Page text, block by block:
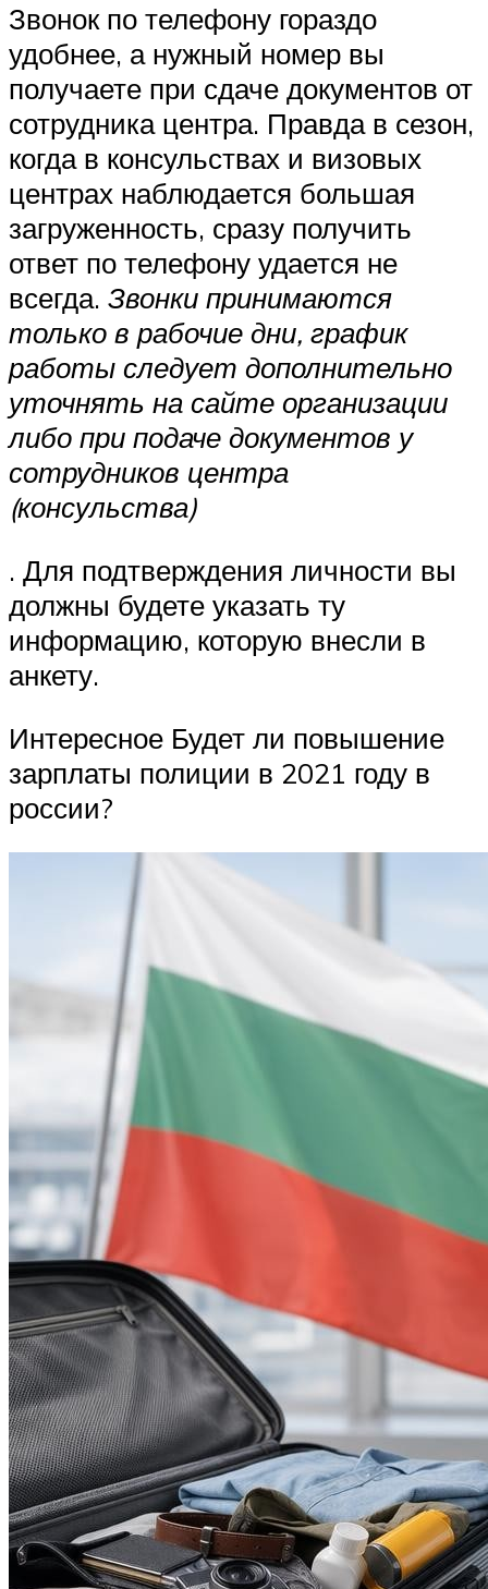
Звонок по телефону гораздо
удобнее, а нужный номер вы
получаете при сдаче документов от
сотрудника центра. Правда в сезон,
когда в консульствах и визовых
центрах наблюдается большая
загруженность, сразу получить
ответ по телефону удается не
всегда. Звонки принимаются
только в рабочие дни, график
работы следует дополнительно
уточнять на сайте организации
либо при подаче документов у
сотрудников центра
(консульства)
. Для подтверждения личности вы
должны будете указать ту
информацию, которую внесли в
анкету.
Интересное Будет ли повышение
зарплаты полиции в 2021 году в
россии?